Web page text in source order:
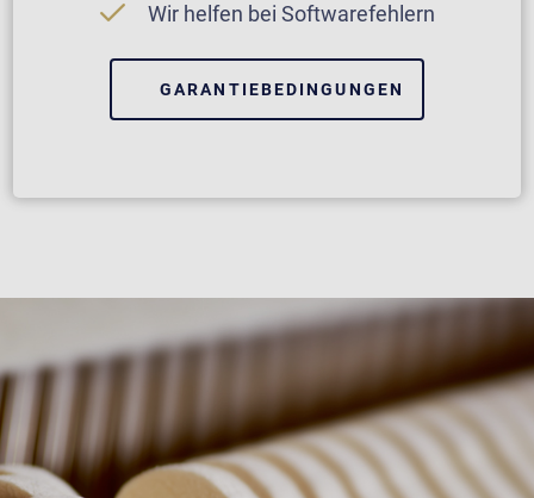
Wir helfen bei Softwarefehlern
GARANTIEBEDINGUNGEN